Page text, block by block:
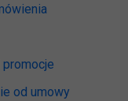
promocje
od umowy